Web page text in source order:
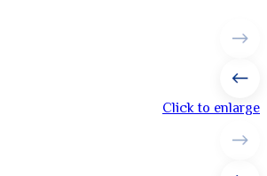
Click to enlarge